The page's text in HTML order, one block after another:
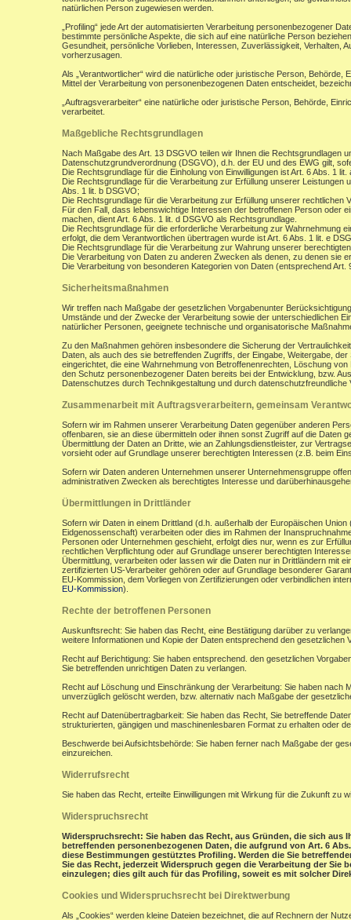
natürlichen Person zugewiesen werden.
„Profiling“ jede Art der automatisierten Verarbeitung personenbezogener
bestimmte persönliche Aspekte, die sich auf eine natürliche Person
Gesundheit, persönliche Vorlieben, Interessen, Zuverlässigkeit, Verhalten,
vorherzusagen.
Als „Verantwortlicher“ wird die natürliche oder juristische Person,
Mittel der Verarbeitung von personenbezogenen Daten entscheidet,
„Auftragsverarbeiter“ eine natürliche oder juristische Person, Behörde,
verarbeitet.
Maßgebliche Rechtsgrundlagen
Nach Maßgabe des Art. 13 DSGVO teilen wir Ihnen die
Datenschutzgrundverordnung (DSGVO), d.h. der EU und des EWG gilt,
Die Rechtsgrundlage für die Einholung von Einwilligungen ist Art. 6 Abs. 1
Die Rechtsgrundlage für die Verarbeitung zur Erfüllung unserer
Abs. 1 lit. b DSGVO;
Die Rechtsgrundlage für die Verarbeitung zur Erfüllung unserer rechtlichen
Für den Fall, dass lebenswichtige Interessen der betroffenen Person oder
machen, dient Art. 6 Abs. 1 lit. d DSGVO als Rechtsgrundlage.
Die Rechtsgrundlage für die erforderliche Verarbeitung zur Wahrnehmung
erfolgt, die dem Verantwortlichen übertragen wurde ist Art. 6 Abs. 1 lit. e
Die Rechtsgrundlage für die Verarbeitung zur Wahrung unserer
Die Verarbeitung von Daten zu anderen Zwecken als denen, zu denen sie
Die Verarbeitung von besonderen Kategorien von Daten (entsprechend
Sicherheitsmaßnahmen
Wir treffen nach Maßgabe der gesetzlichen Vorgabenunter
Umstände und der Zwecke der Verarbeitung sowie der unterschiedlichen
natürlicher Personen, geeignete technische und organisatorische
Zu den Maßnahmen gehören insbesondere die Sicherung der
Daten, als auch des sie betreffenden Zugriffs, der Eingabe, Weitergabe,
eingerichtet, die eine Wahrnehmung von Betroffenenrechten, Löschung
den Schutz personenbezogener Daten bereits bei der Entwicklung, bzw.
Datenschutzes durch Technikgestaltung und durch datenschutzfreundliche
Zusammenarbeit mit Auftragsverarbeitern, gemeinsam
Sofern wir im Rahmen unserer Verarbeitung Daten gegenüber anderen
offenbaren, sie an diese übermitteln oder ihnen sonst Zugriff auf die Daten
Übermittlung der Daten an Dritte, wie an Zahlungsdienstleister, zur
vorsieht oder auf Grundlage unserer berechtigten Interessen (z.B. beim
Sofern wir Daten anderen Unternehmen unserer Unternehmensgruppe
administrativen Zwecken als berechtigtes Interesse und
Übermittlungen in Drittländer
Sofern wir Daten in einem Drittland (d.h. außerhalb der Europäischen
Eidgenossenschaft) verarbeiten oder dies im Rahmen der
Personen oder Unternehmen geschieht, erfolgt dies nur, wenn es zur
rechtlichen Verpflichtung oder auf Grundlage unserer berechtigten
Übermittlung, verarbeiten oder lassen wir die Daten nur in Drittländern mit
zertifizierten US-Verarbeiter gehören oder auf Grundlage besonderer
EU-Kommission, dem Vorliegen von Zertifizierungen oder verbindlichen
EU-Kommission).
Rechte der betroffenen Personen
Auskunftsrecht: Sie haben das Recht, eine Bestätigung darüber zu
weitere Informationen und Kopie der Daten entsprechend den gesetzlichen
Recht auf Berichtigung: Sie haben entsprechend. den gesetzlichen
Sie betreffenden unrichtigen Daten zu verlangen.
Recht auf Löschung und Einschränkung der Verarbeitung: Sie haben
unverzüglich gelöscht werden, bzw. alternativ nach Maßgabe der
Recht auf Datenübertragbarkeit: Sie haben das Recht, Sie betreffende
strukturierten, gängigen und maschinenlesbaren Format zu erhalten oder
Beschwerde bei Aufsichtsbehörde: Sie haben ferner nach Maßgabe der
einzureichen.
Widerrufsrecht
Sie haben das Recht, erteilte Einwilligungen mit Wirkung für die Zukunft zu
Widerspruchsrecht
Widerspruchsrecht: Sie haben das Recht, aus Gründen, die sich aus
betreffenden personenbezogenen Daten, die aufgrund von Art. 6
diese Bestimmungen gestütztes Profiling. Werden die Sie
Sie das Recht, jederzeit Widerspruch gegen die Verarbeitung der
einzulegen; dies gilt auch für das Profiling, soweit es mit solcher
Cookies und Widerspruchsrecht bei Direktwerbung
Als „Cookies“ werden kleine Dateien bezeichnet, die auf Rechnern der